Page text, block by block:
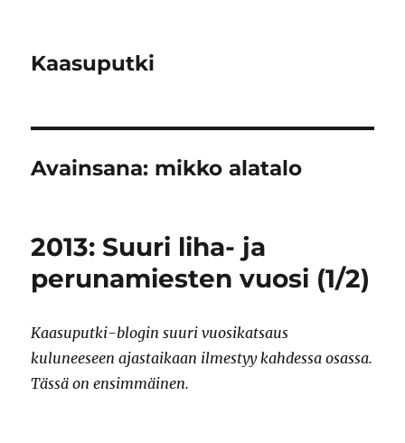
Kaasuputki
Avainsana: mikko alatalo
2013: Suuri liha- ja
perunamiesten vuosi (1/2)
Kaasuputki-blogin suuri vuosikatsaus
kuluneeseen ajastaikaan ilmestyy kahdessa osassa.
Tässä on ensimmäinen.